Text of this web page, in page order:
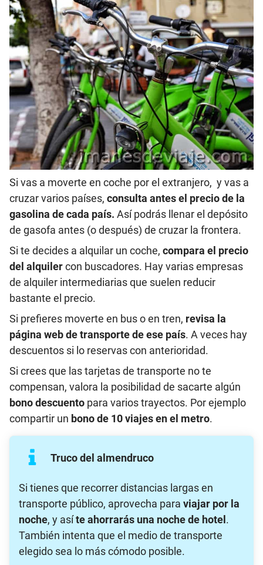
Si vas a moverte en coche por el extranjero, y vas a
cruzar varios países, consulta antes el precio de la
gasolina de cada país. Así podrás llenar el depósito
de gasofa antes (o después) de cruzar la frontera.
Si te decides a alquilar un coche, compara el precio
del alquilercon buscadores. Hay varias empresas
de alquiler intermediarias que suelen reducir
bastante el precio.
Si prefieres moverte en bus o en tren, revisa la
página web de transporte de ese país. A veces hay
descuentos si lo reservas con anterioridad.
Si crees que las tarjetas de transporte no te
compensan, valora la posibilidad de sacarte algún
bono descuento para varios trayectos. Por ejemplo
compartir un bono de 10 viajes en el metro.
Truco del almendruco
Si tienes que recorrer distancias largas en
transporte público, aprovecha para viajar por la
noche, y asíte ahorrarás una noche de hotel .
También intenta que el medio de transporte
elegido sea lo más cómodo posible.